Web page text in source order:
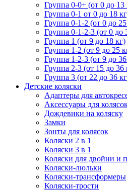
Группа 0-0+ (от 0 до 13
Группа 0-1 от 0 до 18
Группа 0-1-2 (от 0 до
Группа 0-1-2-3 (от 0 до
Группа 1 (от 9 до 18 кг)
Группа 1-2 (от 9 до 25
Группа 1-2-3 (от 9 до
Группа 2-3 (от 15 до 36
Группа 3 (от 22 до 36
Детские коляски
Адаптеры для
Аксессуары для
Дождевики на коляску
Замки
Зонты для колясок
Коляски 2 в 1
Коляски 3 в 1
Коляски для двойни и
Коляски-люльки
Коляски-трансформеры
Коляски-трости